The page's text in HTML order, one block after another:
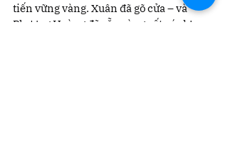
tiến vững vàng. Xuân đã gõ cửa – và
Phượng Hoàng đã sẵn sàng cất cánh!